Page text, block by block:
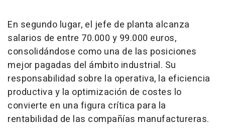
En segundo lugar, el jefe de planta alcanza
salarios de entre 70.000 y 99.000 euros,
consolidándose como una de las posiciones
mejor pagadas del ámbito industrial. Su
responsabilidad sobre la operativa, la eficiencia
productiva y la optimización de costes lo
convierte en una figura crítica para la
rentabilidad de las compañías manufactureras.